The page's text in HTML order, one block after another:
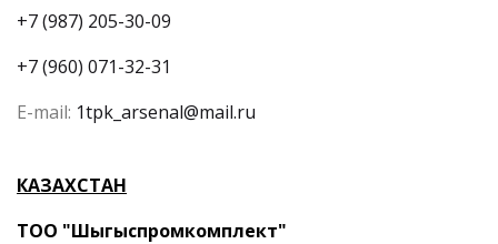
+7 (987) 205-30-09
+7 (960) 071-32-31
E-mail: 1tpk_arsenal@mail.ru
КАЗАХСТАН
ТОО "Шыгыспромкомплект"